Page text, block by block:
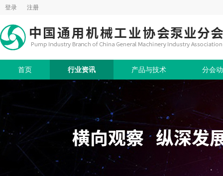
登录 注册
首页 行业资讯 产品与技术 分会